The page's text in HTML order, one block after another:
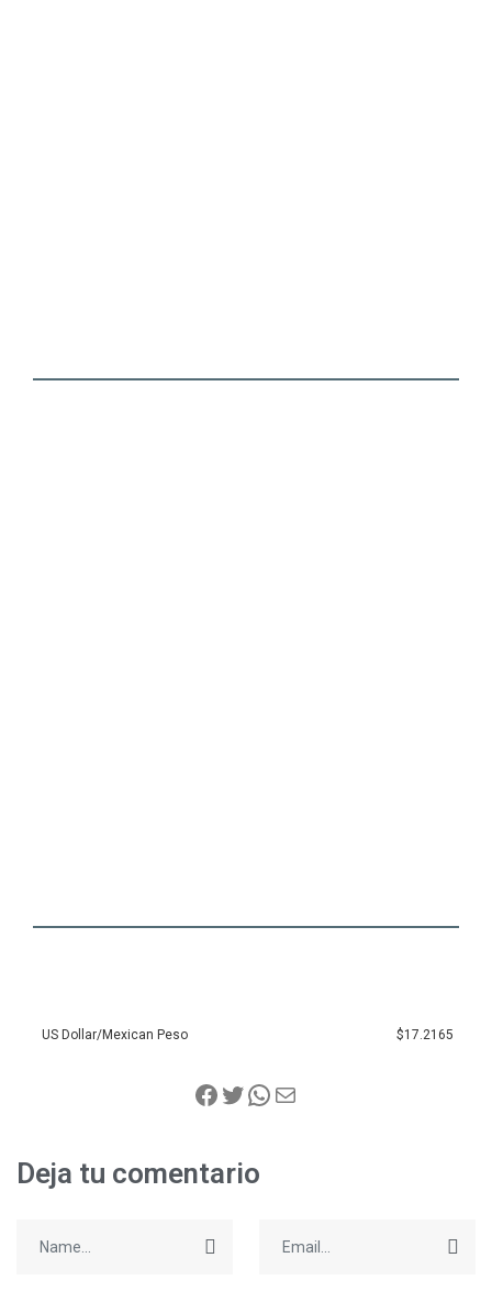
US Dollar/Mexican Peso $17.2165
Deja tu comentario